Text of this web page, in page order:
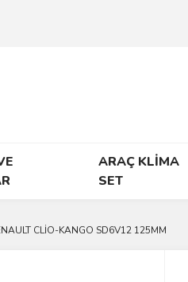
ARAÇ KLİMA
SET
CLİO-KANGO SD6V12 125MM